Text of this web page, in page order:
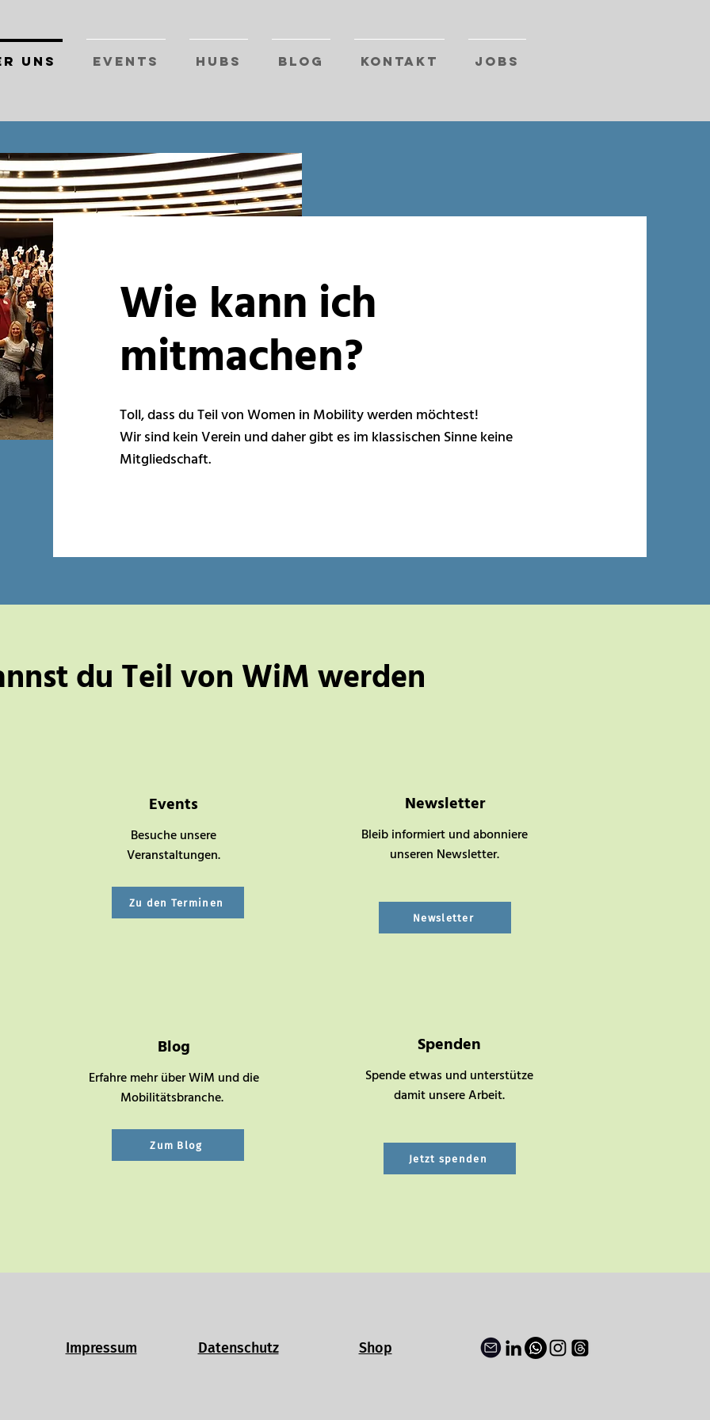
Uns Events Hubs Blog Kontakt Jobs
Wie kann ich
mitmachen?
Toll, dass du Teil von Women in Mobility werden möchtest!
Wir sind kein Verein und daher gibt es im klassischen Sinne keine
Mitgliedschaft.
du Teil von WiM werden
Events
Besuche unsere
Veranstaltungen.
Zu den Terminen
Newsletter
Bleib informiert und abonniere
unseren Newsletter.
Newsletter
Blog
Erfahre mehr über WiM und die
Mobilitätsbranche.
Zum Blog
Spenden
Spende etwas und unterstütze
damit unsere Arbeit.
Jetzt spenden
Impressum Datenschutz Shop